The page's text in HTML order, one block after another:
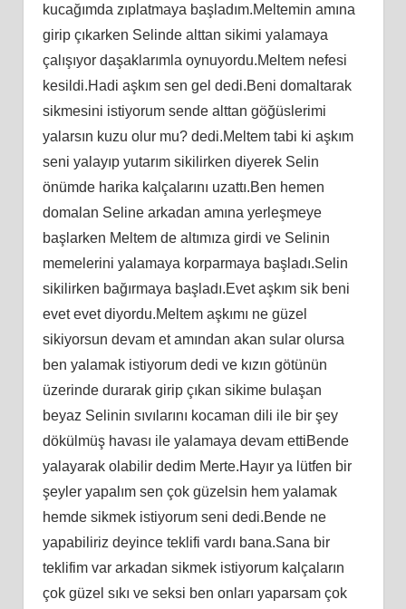
kucağımda zıplatmaya başladım.Meltemin amına
girip çıkarken Selinde alttan sikimi yalamaya
çalışıyor daşaklarımla oynuyordu.Meltem nefesi
kesildi.Hadi aşkım sen gel dedi.Beni domaltarak
sikmesini istiyorum sende alttan göğüslerimi
yalarsın kuzu olur mu? dedi.Meltem tabi ki aşkım
seni yalayıp yutarım sikilirken diyerek Selin
önümde harika kalçalarını uzattı.Ben hemen
domalan Seline arkadan amına yerleşmeye
başlarken Meltem de altımıza girdi ve Selinin
memelerini yalamaya korparmaya başladı.Selin
sikilirken bağırmaya başladı.Evet aşkım sik beni
evet evet diyordu.Meltem aşkımı ne güzel
sikiyorsun devam et amından akan sular olursa
ben yalamak istiyorum dedi ve kızın götünün
üzerinde durarak girip çıkan sikime bulaşan
beyaz Selinin sıvılarını kocaman dili ile bir şey
dökülmüş havası ile yalamaya devam ettiBende
yalayarak olabilir dedim Merte.Hayır ya lütfen bir
şeyler yapalım sen çok güzelsin hem yalamak
hemde sikmek istiyorum seni dedi.Bende ne
yapabiliriz deyince teklifi vardı bana.Sana bir
teklifim var arkadan sikmek istiyorum kalçaların
çok güzel sıkı ve seksi ben onları yaparsam çok